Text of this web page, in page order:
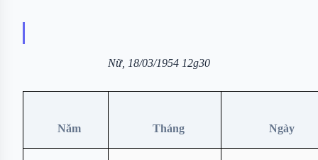
Nữ, 18/03/1954 12g30
Năm Tháng Ngày